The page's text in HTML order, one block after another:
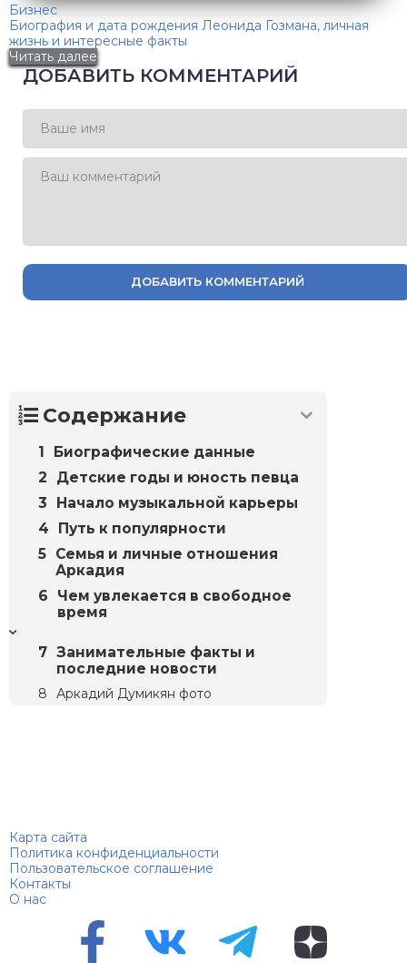
Бизнес
Биография и дата рождения Леонида Гозмана, личная
жизнь и интересные факты
Читать далее
ДОБАВИТЬ КОММЕНТАРИЙ
ДОБАВИТЬ КОММЕНТАРИЙ
Содержание
Биографические данные
Детские годы и юность певца
Начало музыкальной карьеры
Путь к популярности
Семья и личные отношения
Аркадия
Чем увлекается в свободное
время
Занимательные факты и
последние новости
Аркадий Думикян фото
Карта сайта
Политика конфиденциальности
Пользовательское соглашение
Контакты
О нас